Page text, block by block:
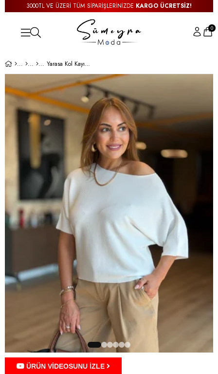
3000TL VE ÜZERİ TÜM SİPARİŞLERİNİZDE KARGO ÜCRETSİZ!
0
Yarasa Kol Kayık Yaka Beyaz Triko
ÜRÜN VİDEOSUNU İZLE